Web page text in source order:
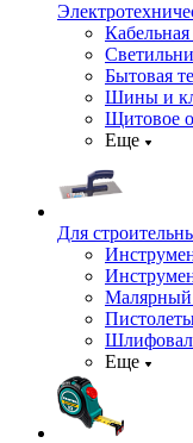
Бытовая
Шины и
Щитовое
Еще
Для
Малярный
Еще